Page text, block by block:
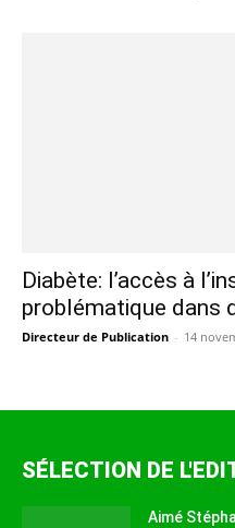
Diabète: l’accès à
problématique dans
Directeur de Publication - 14
SÉLECTION DE
Aimé